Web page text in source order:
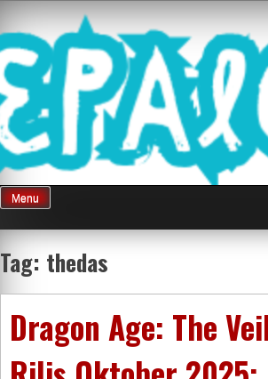
content
Mnepalghopa
Review Game
Terkini
Seluruh Di
Indonesia
Menu
Tag: thedas
Dragon Age: The